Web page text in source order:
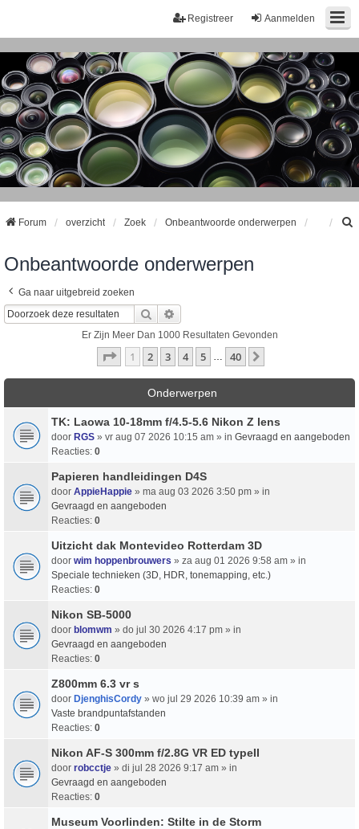
Aanmelden
Registreer
Forum overzicht Zoek Onbeantwoorde onderwerpen
Onbeantwoorde onderwerpen
Ga naar uitgebreid zoeken
Zoek
Er Zijn Meer Dan 1000 Resultaten Gevonden
Pagina Van40
1 2 3 4 5 40
Onderwerpen
TK: Laowa 10-18mm f/4.5-5.6 Nikon Z lens
door RGS » vr aug 07 2026 10:15 am » in Gevraagd en aangeboden
Reacties: 0
Papieren handleidingen D4S
door AppieHappie » ma aug 03 2026 3:50 pm » in
Gevraagd en aangeboden
Reacties: 0
Uitzicht dak Montevideo Rotterdam 3D
door wim hoppenbrouwers » za aug 01 2026 9:58 am » in
Speciale technieken (3D, HDR, tonemapping, etc.)
Reacties: 0
Nikon SB-5000
door blomwm » do jul 30 2026 4:17 pm » in
Gevraagd en aangeboden
Reacties: 0
Z800mm 6.3 vr s
door DjenghisCordy » wo jul 29 2026 10:39 am » in
Vaste brandpuntafstanden
Reacties: 0
Nikon AF-S 300mm f/2.8G VR ED typeII
door robcctje » di jul 28 2026 9:17 am » in
Gevraagd en aangeboden
Reacties: 0
Museum Voorlinden: Stilte in de Storm